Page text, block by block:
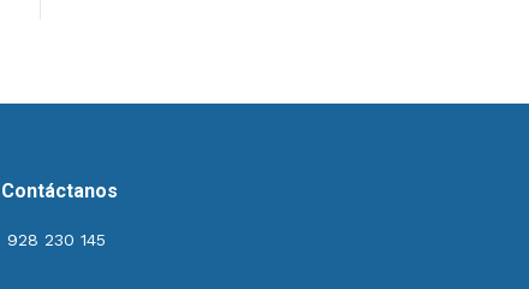
Contáctanos
928 230 145